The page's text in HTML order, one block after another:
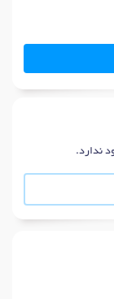
ندارد.